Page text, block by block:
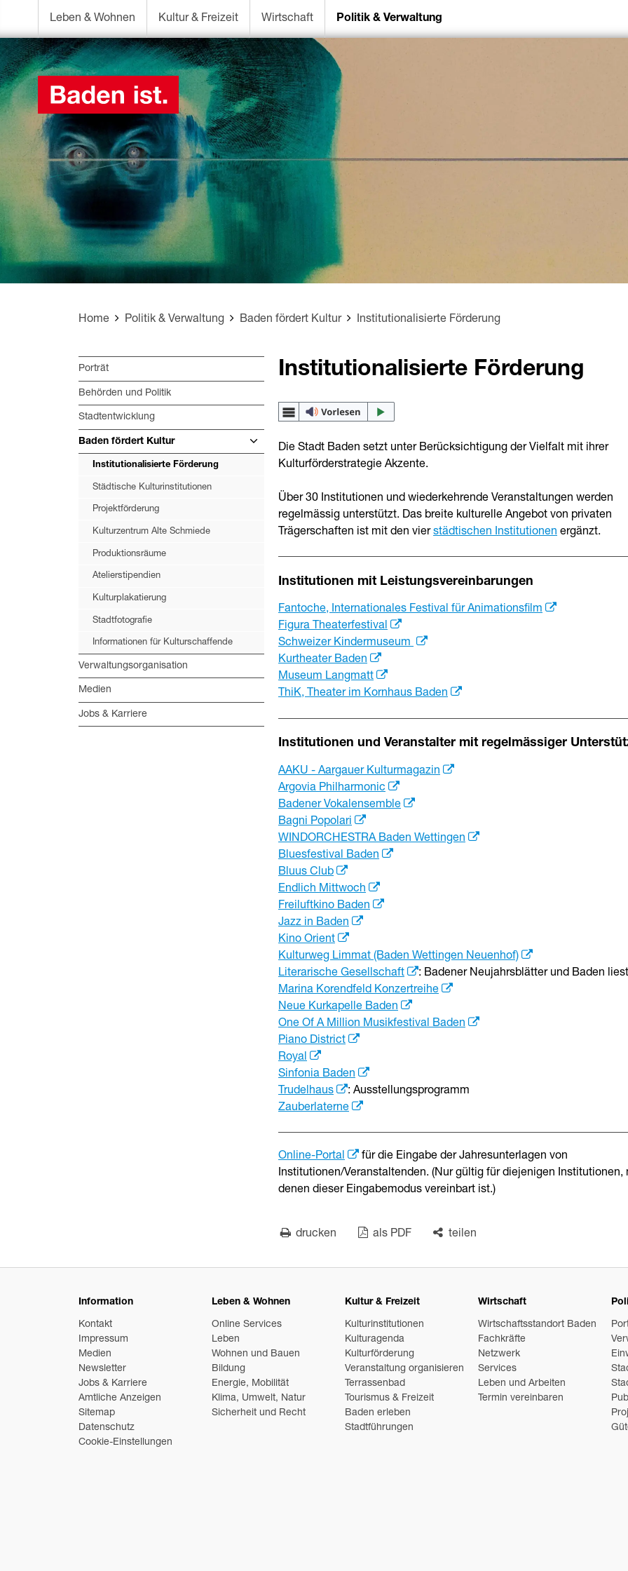
Leben & Wohnen Kultur & Freizeit Wirtschaft Politik & Verwaltung
Home Politik & Verwaltung Baden fördert Kultur Institutionalisierte Förderung
Porträt
Behörden und Politik
Stadtentwicklung
Baden fördert Kultur
Institutionalisierte Förderung
Städtische Kulturinstitutionen
Projektförderung
Kulturzentrum Alte Schmiede
Produktionsräume
Atelierstipendien
Kulturplakatierung
Stadtfotografie
Informationen für Kulturschaffende
Verwaltungsorganisation
Medien
Jobs & Karriere
Institutionalisierte Förderung
Die Stadt Baden setzt unter Berücksichtigung der Vielfalt mit ihrer
Kulturförderstrategie Akzente.
Über 30 Institutionen und wiederkehrende Veranstaltungen werden
regelmässig unterstützt. Das breite kulturelle Angebot von privaten
Trägerschaften ist mit den vierstädtischen Institutionen ergänzt.
Institutionen mit Leistungsvereinbarungen
Fantoche, Internationales Festival für Animationsfilm
Figura Theaterfestival
Schweizer Kindermuseum
Kurtheater Baden
Museum Langmatt
ThiK, Theater im Kornhaus Baden
Institutionen und Veranstalter mit regelmässiger
AAKU - Aargauer Kulturmagazin
Argovia Philharmonic
Badener Vokalensemble
Bagni Popolari
WINDORCHESTRA Baden Wettingen
Bluesfestival Baden
Bluus Club
Endlich Mittwoch
Freiluftkino Baden
Jazz in Baden
Kino Orient
Kulturweg Limmat (Baden Wettingen Neuenhof)
Literarische Gesellschaft
: Badener Neujahrsblätter und Baden liest
Marina Korendfeld Konzertreihe
Neue Kurkapelle Baden
One Of A Million Musikfestival Baden
Piano District
Royal
Sinfonia Baden
Trudelhaus
: Ausstellungsprogramm
Zauberlaterne
Online-Portal
für die Eingabe der Jahresunterlagen von
Institutionen/Veranstaltenden. (Nur gültig für diejenigen Institutionen,
denen dieser Eingabemodus vereinbart ist.)
drucken als PDF teilen
Information
Kontakt
Impressum
Medien
Newsletter
Jobs & Karriere
Amtliche Anzeigen
Sitemap
Datenschutz
Cookie-Einstellungen
Leben & Wohnen
Online Services
Leben
Wohnen und Bauen
Bildung
Energie, Mobilität
Klima, Umwelt, Natur
Sicherheit und Recht
Kultur & Freizeit
Kulturinstitutionen
Kulturagenda
Kulturförderung
Veranstaltung organisieren
Terrassenbad
Tourismus & Freizeit
Baden erleben
Stadtführungen
Wirtschaft
Wirtschaftsstandort Baden
Fachkräfte
Netzwerk
Services
Leben und Arbeiten
Termin vereinbaren